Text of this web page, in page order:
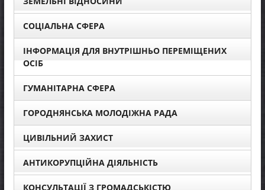
СОЦІАЛЬНА СФЕРА
ІНФОРМАЦІЯ ДЛЯ ВНУТРІШНЬО ПЕРЕМІЩЕНИХ
ОСІБ
ГУМАНІТАРНА СФЕРА
ГОРОДНЯНСЬКА МОЛОДІЖНА РАДА
ЦИВІЛЬНИЙ ЗАХИСТ
АНТИКОРУПЦІЙНА ДІЯЛЬНІСТЬ
КОНСУЛЬТАЦІЇ З ГРОМАДСЬКІСТЮ